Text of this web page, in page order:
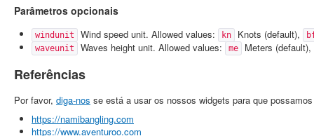
Parâmetros opcionais
windunit Wind speed unit. Allowed values: kn Knots (default),
waveunit
Waves height unit. Allowed values: me Meters (default),
Referências
Por favor, diga-nos se está a usar os nossos widgets para que
https://namibangling.com
https://www.aventuroo.com